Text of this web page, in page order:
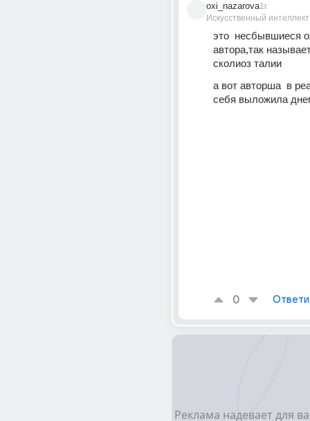
oxi_nazarova
Искусственный интеллект
1г
это  несбывшиеся
автора,так
сколиоз талии
а вот авторша  в
себя выложила
0